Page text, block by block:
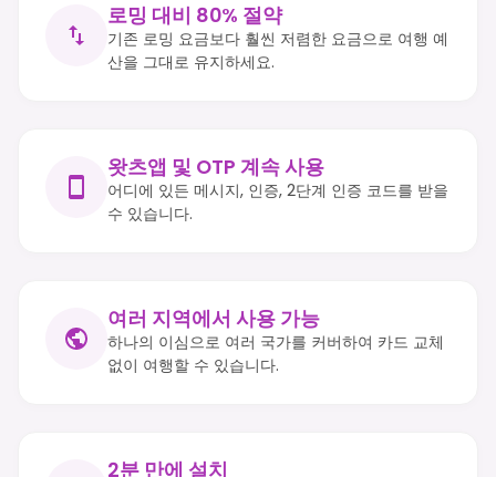
로밍 대비 80% 절약
기존 로밍 요금보다 훨씬 저렴한 요금으로 여행 예
산을 그대로 유지하세요.
왓츠앱 및 OTP 계속 사용
어디에 있든 메시지, 인증, 2단계 인증 코드를 받을
수 있습니다.
여러 지역에서 사용 가능
하나의 이심으로 여러 국가를 커버하여 카드 교체
없이 여행할 수 있습니다.
2분 만에 설치